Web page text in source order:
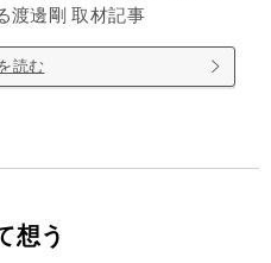
渡邊剛 取材記事
読む
想う